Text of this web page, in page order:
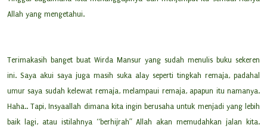
Allah yang mengetahui.
Terimakasih banget buat Wirda Mansur yang sudah menulis buku sekeren
ini. Saya akui saya juga masih suka alay seperti tingkah remaja, padahal
umur saya sudah kelewat remaja, melampaui remaja, apapun itu namanya.
Haha.. Tapi, Insyaallah dimana kita ingin berusaha untuk menjadi yang lebih
baik lagi, atau istilahnya “berhijrah” Allah akan memudahkan jalan kita.